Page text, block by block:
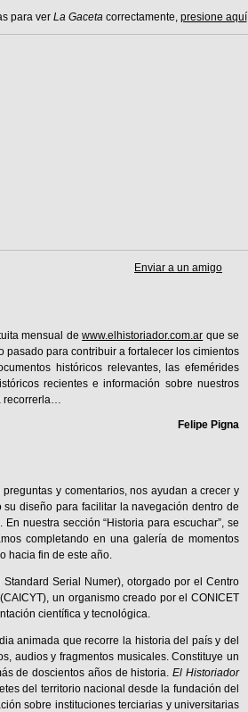
para ver La Gaceta correctamente, presione aquí
Enviar a un amigo
mensual dewww.elhistoriador.com.ar que se
para contribuir a fortalecer los cimientos
históricos relevantes, las efemérides
recientes e información sobre nuestros
recorrerla…
Felipe Pigna
y comentarios, nos ayudan a crecer y
diseño para facilitar la navegación dentro de
nuestra sección “Historia para escuchar”, se
completando en una galería de momentos
hacia fin de este año.
Serial Numer), otorgado por el Centro
un organismo creado por el CONICET
científica y tecnológica.
animada que recorre la historia del país y del
audios y fragmentos musicales. Constituye un
de doscientos años de historia.El Historiador
del territorio nacional desde la fundación del
sobre instituciones terciarias y universitarias